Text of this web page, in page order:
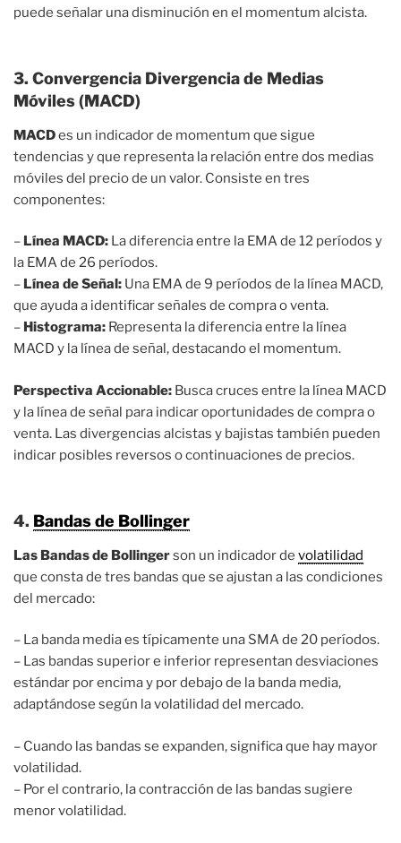
puede señalar una disminución en el momentum alcista.
3. Convergencia Divergencia de Medias
Móviles (MACD)
MACDes un indicador de momentum que sigue
tendencias y que representa la relación entre dos medias
móviles del precio de un valor. Consiste en tres
componentes:
– Línea MACD: La diferencia entre la EMA de 12 períodos y
la EMA de 26 períodos.
– Línea de Señal: Una EMA de 9 períodos de la línea MACD,
que ayuda a identificar señales de compra o venta.
– Histograma: Representa la diferencia entre la línea
MACD y la línea de señal, destacando el momentum.
Perspectiva Accionable: Busca cruces entre la línea MACD
y la línea de señal para indicar oportunidades de compra o
venta. Las divergencias alcistas y bajistas también pueden
indicar posibles reversos o continuaciones de precios.
4. Bandas de Bollinger
Las Bandas de Bollingerson un indicador de volatilidad
que consta de tres bandas que se ajustan a las condiciones
del mercado:
– La banda media es típicamente una SMA de 20 períodos.
– Las bandas superior e inferior representan desviaciones
estándar por encima y por debajo de la banda media,
adaptándose según la volatilidad del mercado.
– Cuando las bandas se expanden, significa que hay mayor
volatilidad.
– Por el contrario, la contracción de las bandas sugiere
menor volatilidad.